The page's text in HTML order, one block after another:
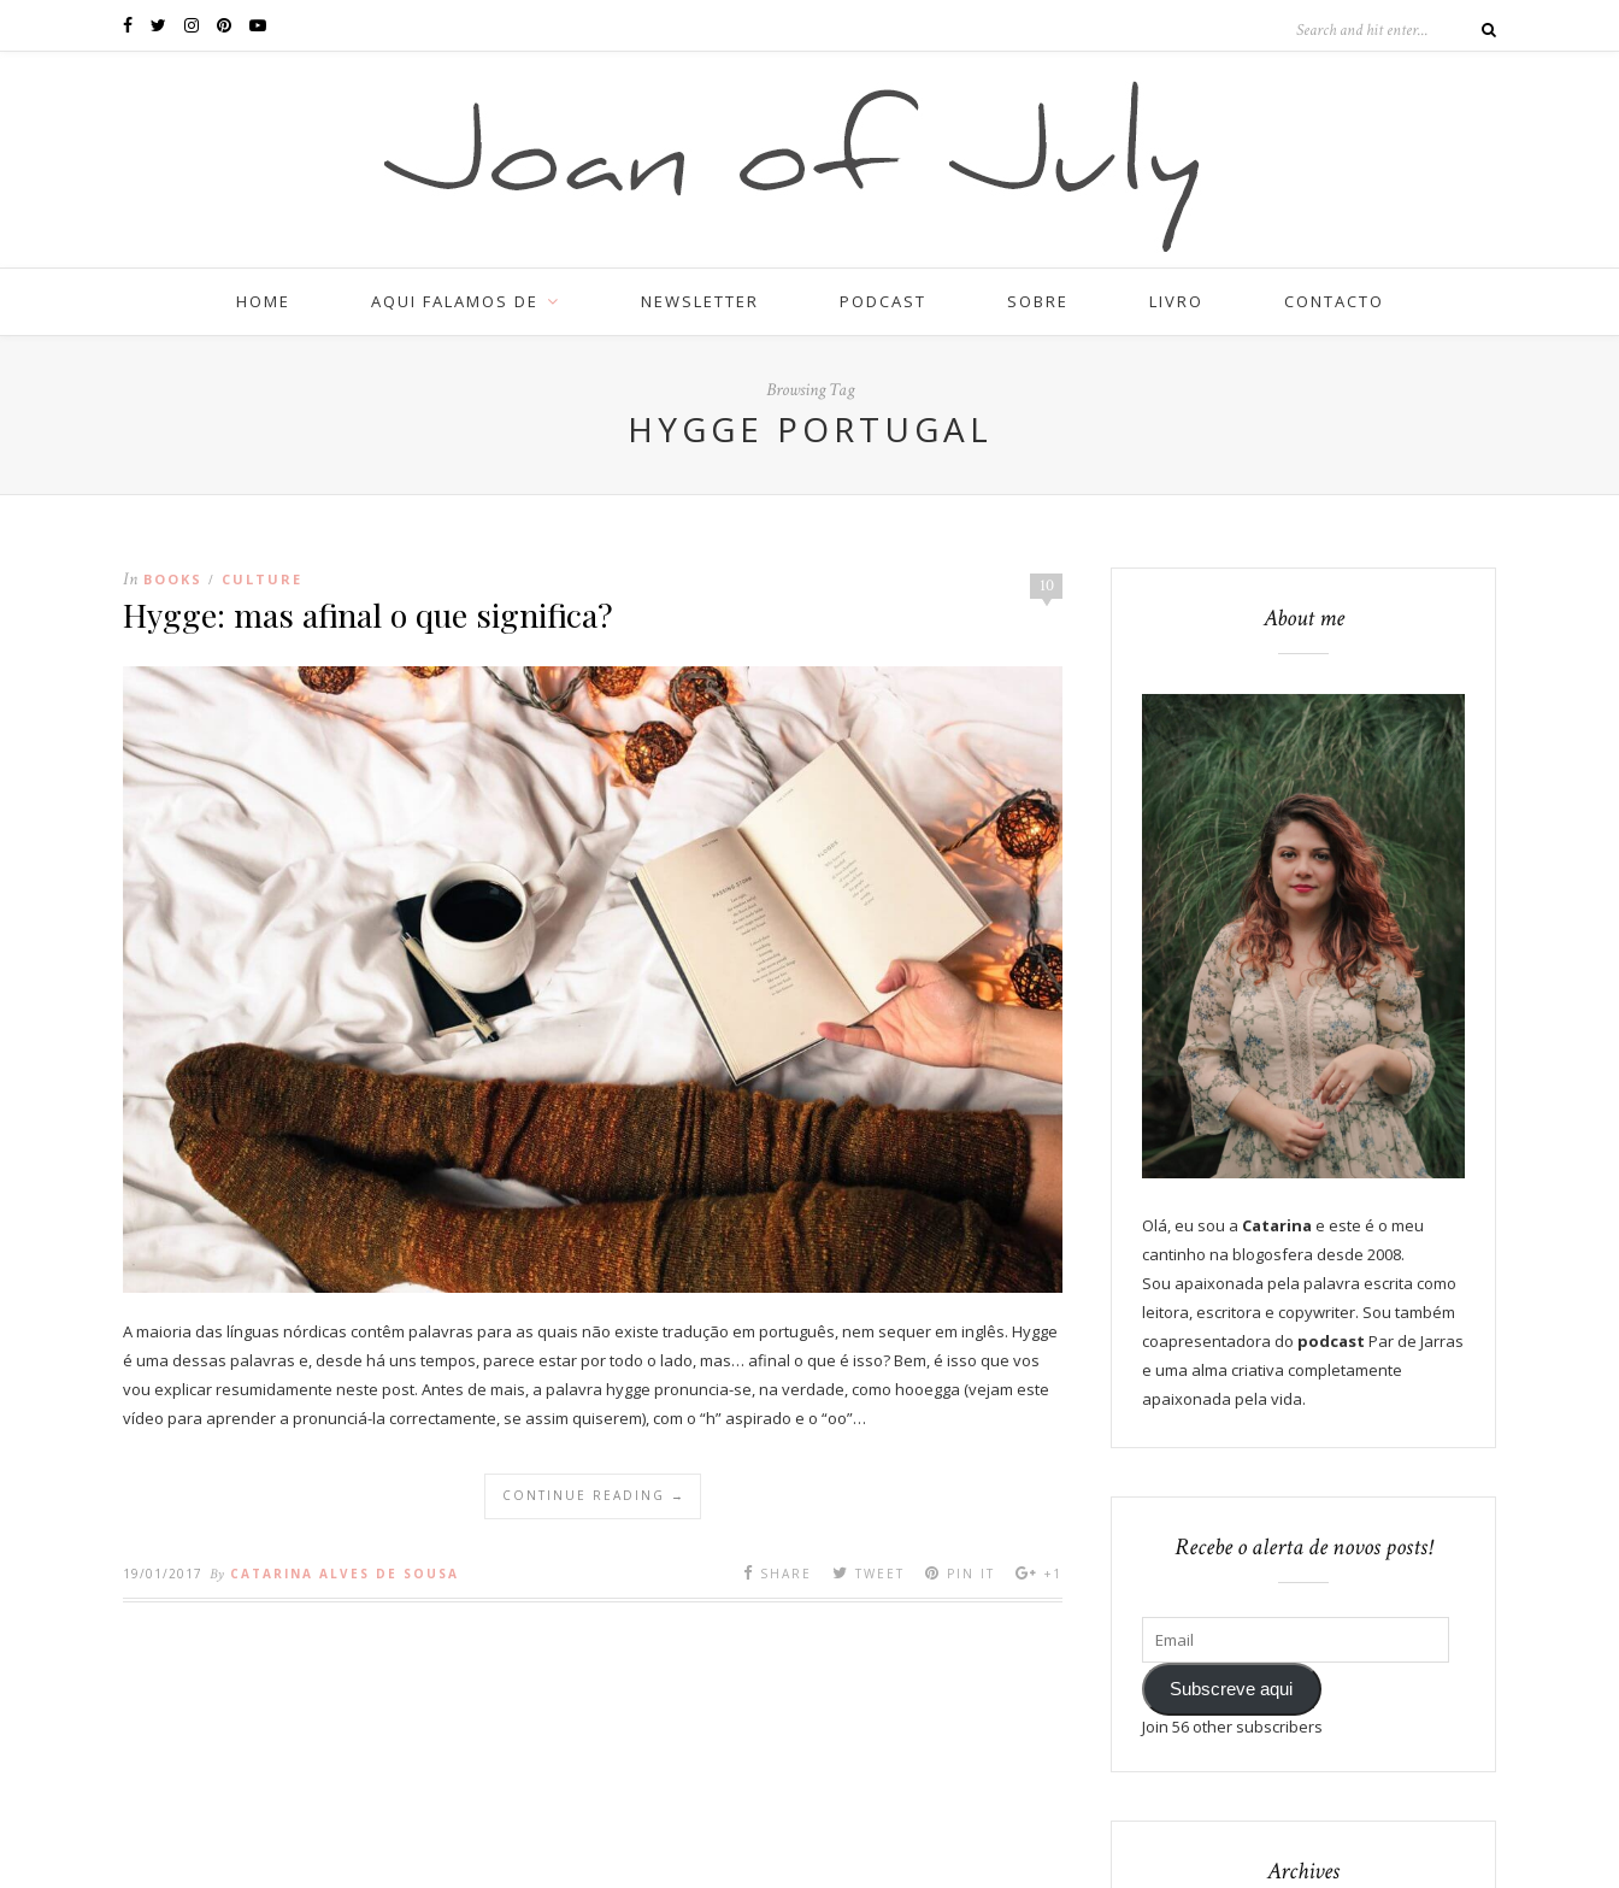
HOME AQUI FALAMOS DE NEWSLETTER PODCAST SOBRE LIVRO CONTACTO
Browsing Tag
HYGGE PORTUGAL
10
In BOOKS / CULTURE
Hygge: mas afinal o que significa?
A maioria das línguas nórdicas contêm palavras para as quais não existe tradução em português, nem sequer em inglês. Hygge
é uma dessas palavras e, desde há uns tempos, parece estar por todo o lado, mas… afinal o que é isso? Bem, é isso que vos
vou explicar resumidamente neste post. Antes de mais, a palavra hygge pronuncia-se, na verdade, como hooegga (vejam este
vídeo para aprender a pronunciá-la correctamente, se assim quiserem), com o “h” aspirado e o “oo”…
CONTINUE READING →
19/01/2017 By CATARINA ALVES DE SOUSA SHARE TWEET PIN IT +1
About me
Olá, eu sou a Catarina e este é o meu
cantinho na blogosfera desde 2008.
Sou apaixonada pela palavra escrita como
leitora, escritora e copywriter. Sou também
coapresentadora do podcast Par de Jarras
e uma alma criativa completamente
apaixonada pela vida.
Recebe o alerta de novos posts!
Subscreve aqui
Join 56 other subscribers
Archives